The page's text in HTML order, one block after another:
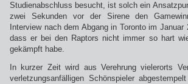
Studienabschluss besucht, ist solch ein
zwei Sekunden vor der Sirene den
Interview nach dem Abgang in Toronto im
dass er bei den Raptors nicht immer so hart
gekämpft habe.
In kurzer Zeit wird aus Verehrung vielerorts
verletzungsanfälligen Schönspieler